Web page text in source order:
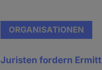
ORGANISATIONEN
Juristen fordern